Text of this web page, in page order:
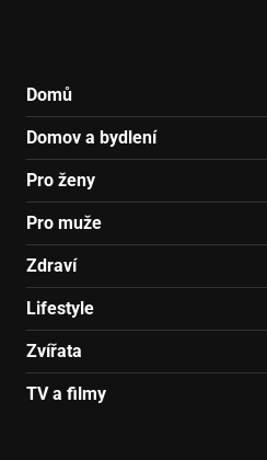
Domů
Domov a bydlení
Pro ženy
Pro muže
Zdraví
Lifestyle
Zvířata
TV a filmy